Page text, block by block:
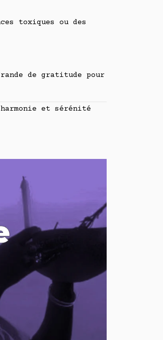
toxiques ou des
de gratitude pour
et sérénité